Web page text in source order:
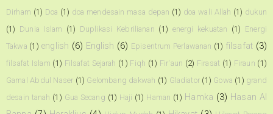
Dirham (1) Doa (1) doa mendesain masa depan (1) doa wali Allah (1) dukun
(1) Dunia Islam (1) Duplikasi Kebrilianan (1) energi kekuatan (1) Energi
Takwa (1) english (6) English (6) Episentrum Perlawanan (1) filsafat (3)
filsafat Islam (1) Filsafat Sejarah (1) Fiqh (1) Fir'aun (2) Firasat (1) Firaun (1)
Gamal Abdul Naser (1) Gelombang dakwah (1) Gladiator (1) Gowa (1) grand
desain tanah (1) Gua Secang (1) Haji (1) Haman (1) Hamka (3) Hasan Al